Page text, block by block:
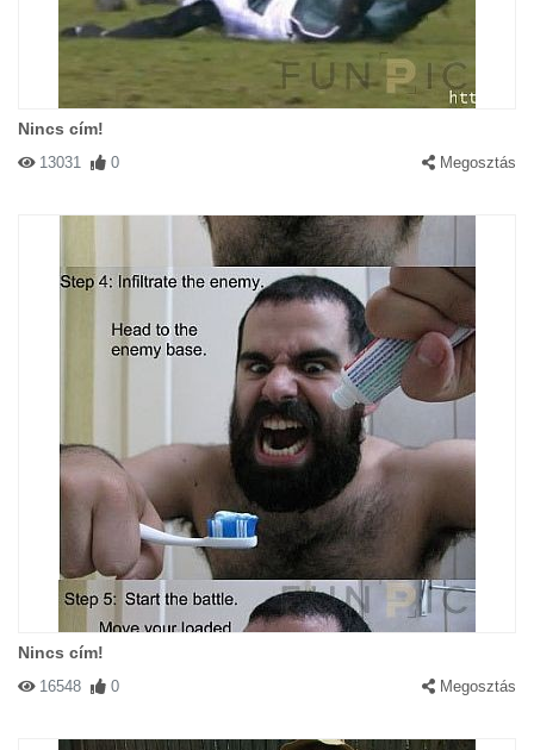
Nincs cím!
13031 0 Megosztás
Nincs cím!
16548 0 Megosztás